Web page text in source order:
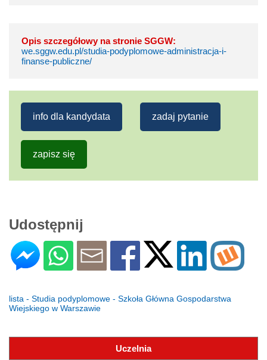
Opis szczegółowy na stronie SGGW:
we.sggw.edu.pl/studia-podyplomowe-administracja-i-
finanse-publiczne/
info dla kandydata zadaj pytanie
zapisz się
Udostępnij
lista - Studia podyplomowe - Szkoła Główna Gospodarstwa
Wiejskiego w Warszawie
Uczelnia